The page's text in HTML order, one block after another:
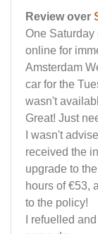
Review over
One Saturday
online for
Amsterdam
car for the
wasn't
Great! Just
I wasn't
received the
upgrade to
hours of €53,
to the policy!
I refuelled